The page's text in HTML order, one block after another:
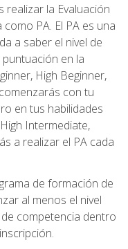
realizar la Evaluación
PA. El PA es una
a saber el nivel de
en la
High Beginner,
con tu
en tus habilidades
Intermediate,
a realizar el PA cada
de formación de
al menos el nivel
competencia dentro